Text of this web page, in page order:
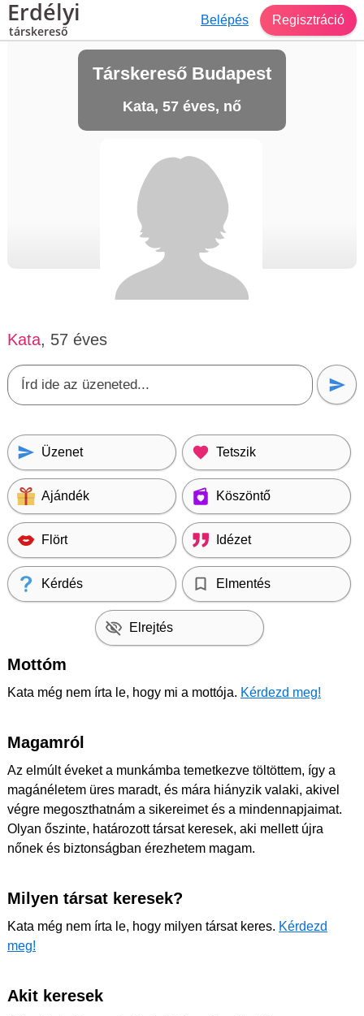
Erdélyi
társkereső
Belépés Regisztráció
Társkereső Budapest
Kata, 57 éves, nő
Kata, 57 éves
Üzenet Tetszik
Ajándék Köszöntő
Flört Idézet
Kérdés Elmentés
Elrejtés
Mottóm
Kata még nem írta le, hogy mi a mottója. Kérdezd meg!
Magamról
Az elmúlt éveket a munkámba temetkezve töltöttem, így a
magánéletem üres maradt, és mára hiányzik valaki, akivel
végre megoszthatnám a sikereimet és a mindennapjaimat.
Olyan őszinte, határozott társat keresek, aki mellett újra
nőnek és biztonságban érezhetem magam.
Milyen társat keresek?
Kata még nem írta le, hogy milyen társat keres. Kérdezd
meg!
Akit keresek